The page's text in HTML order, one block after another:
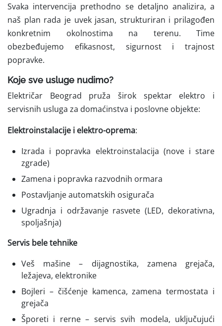
Svaka intervencija prethodno se detaljno analizira, a
naš plan rada je uvek jasan, strukturiran i prilagođen
konkretnim okolnostima na terenu. Time
obezbeđujemo efikasnost, sigurnost i trajnost
popravke.
Koje sve usluge nudimo?
Električar Beograd pruža širok spektar elektro i
servisnih usluga za domaćinstva i poslovne objekte:
Elektroinstalacije i elektro-oprema:
Izrada i popravka elektroinstalacija (nove i stare
zgrade)
Zamena i popravka razvodnih ormara
Postavljanje automatskih osigurača
Ugradnja i održavanje rasvete (LED, dekorativna,
spoljašnja)
Servis bele tehnike
Veš mašine – dijagnostika, zamena grejača,
ležajeva, elektronike
Bojleri – čišćenje kamenca, zamena termostata i
grejača
Šporeti i rerne – servis svih modela, uključujući